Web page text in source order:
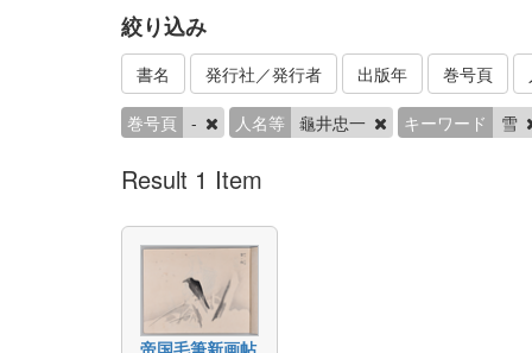
絞り込み
書名 発行社／発行者 出版年 巻号頁
巻号頁 - 人名等 龜井忠一 キーワード 雪
Result 1 Item
帝国毛筆新画帖